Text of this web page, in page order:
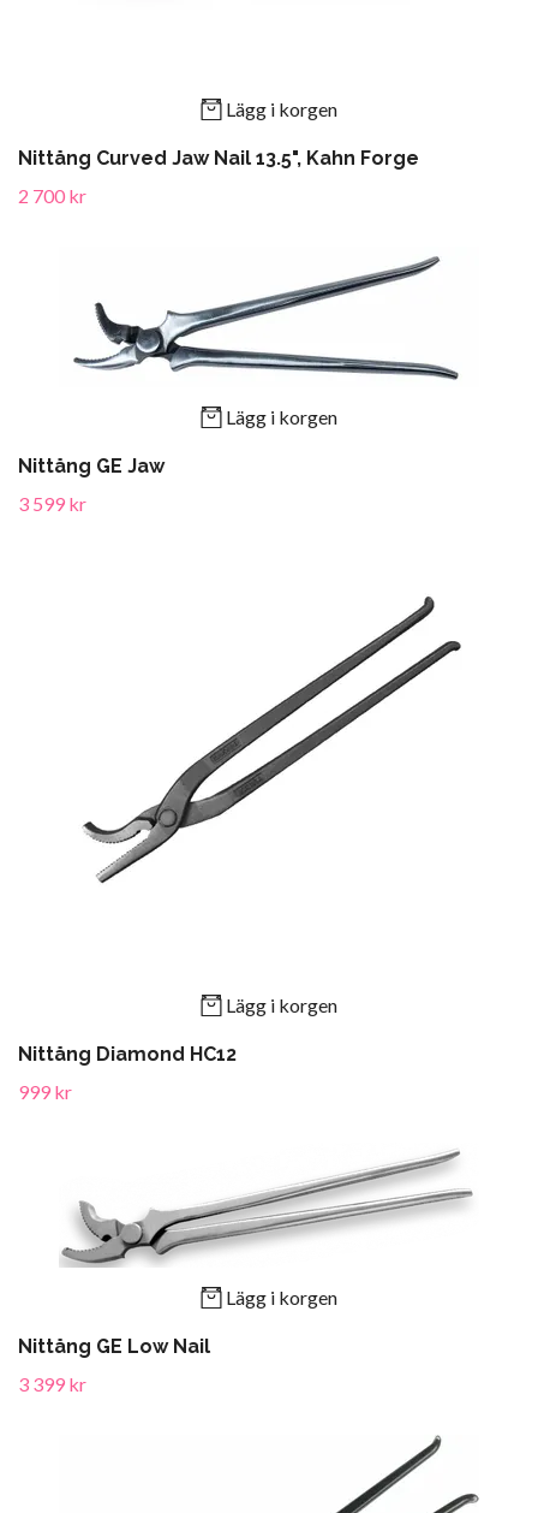
Lägg i korgen
Nittång Curved Jaw Nail 13.5", Kahn Forge
2 700 kr
Lägg i korgen
Nittång GE Jaw
3 599 kr
Lägg i korgen
Nittång Diamond HC12
999 kr
Lägg i korgen
Nittång GE Low Nail
3 399 kr